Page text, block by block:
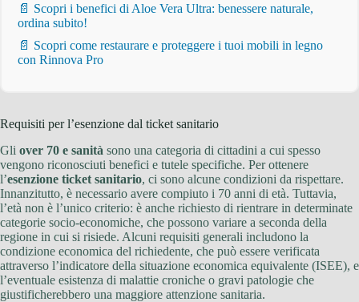
📄 Scopri i benefici di Aloe Vera Ultra: benessere naturale,
ordina subito!
📄 Scopri come restaurare e proteggere i tuoi mobili in legno
con Rinnova Pro
Requisiti per l’esenzione dal ticket sanitario
Gli over 70 e sanità sono una categoria di cittadini a cui spesso
vengono riconosciuti benefici e tutele specifiche. Per ottenere
l’esenzione ticket sanitario, ci sono alcune condizioni da rispettare.
Innanzitutto, è necessario avere compiuto i 70 anni di età. Tuttavia,
l’età non è l’unico criterio: è anche richiesto di rientrare in determinate
categorie socio-economiche, che possono variare a seconda della
regione in cui si risiede. Alcuni requisiti generali includono la
condizione economica del richiedente, che può essere verificata
attraverso l’indicatore della situazione economica equivalente (ISEE), e
l’eventuale esistenza di malattie croniche o gravi patologie che
giustificherebbero una maggiore attenzione sanitaria.